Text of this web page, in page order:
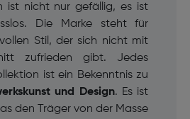
ist nicht nur gefällig, es ist
Die Marke steht für
Stil, der sich nicht mit
zufrieden gibt. Jedes
ist ein Bekenntnis zu
und Design. Es ist
den Träger von der Masse